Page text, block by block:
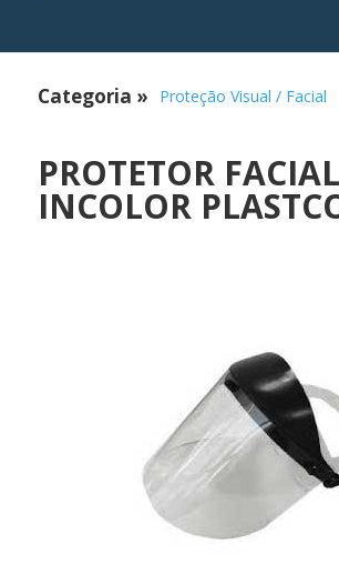
Categoria » Proteção Visual / Facial
PROTETOR
INCOLOR